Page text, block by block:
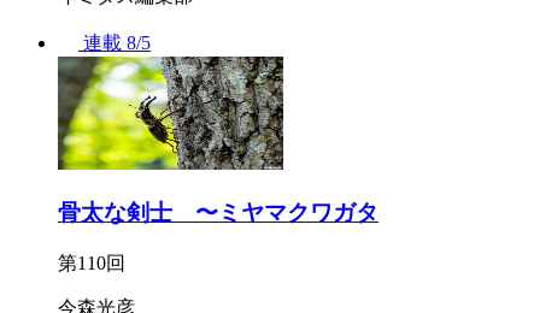
連載 8/5
骨太な剣士 〜ミヤマクワガタ
第110回
今森光彦